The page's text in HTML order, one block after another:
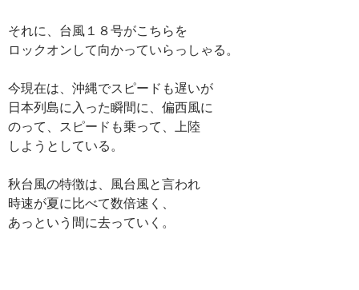
それに、台風１８号がこちらを
ロックオンして向かっていらっしゃる。
今現在は、沖縄でスピードも遅いが
日本列島に入った瞬間に、偏西風に
のって、スピードも乗って、上陸
しようとしている。
秋台風の特徴は、風台風と言われ
時速が夏に比べて数倍速く、
あっという間に去っていく。